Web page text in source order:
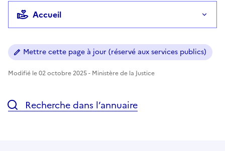
Accueil
Mettre cette page à jour (réservé aux services publics)
Modifié le 02 octobre 2025 - Ministère de la Justice
Recherche dans l’annuaire